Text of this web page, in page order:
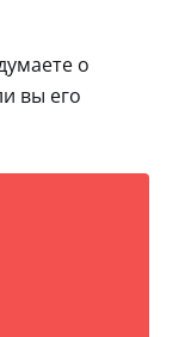
о
вы его